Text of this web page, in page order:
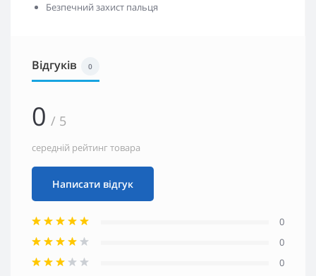
Безпечний захист пальця
Відгуків 0
0 / 5
середній рейтинг товара
Написати відгук
0
0
0